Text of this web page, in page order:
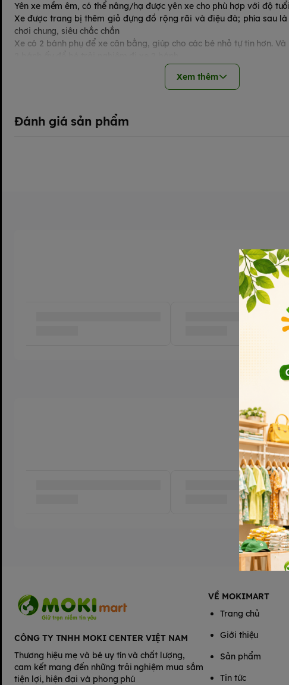
Yên xe mềm êm, có thể nâng/hạ được yên xe cho phù hợp với độ
Xe được trang bị thêm giỏ đựng đồ rộng rãi và điệu đà; phía sau
chơi chung, siêu chắc chắn
Xe có 2 bánh phụ để xe cân bằng, giúp cho các bé nhỏ tự tin hơn.
Xem thêm
Đánh giá sản phẩm
CÔNG TY TNHH MOKI CENTER VIỆT NAM
Thương hiệu mẹ và bé uy tín và chất lượng,
cam kết mang đến những trải nghiệm mua sắm
tiện lợi, hiện đại và phong phú
VỀ MOKIMART
Trang chủ
Giới thiệu
Sản phẩm
Tin tức